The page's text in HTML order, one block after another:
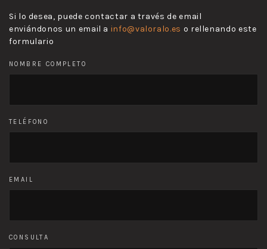
Si lo desea, puede contactar a través de email
enviándonos un email a info@valoralo.es o rellenando este
formulario
NOMBRE COMPLETO
TELÉFONO
EMAIL
CONSULTA